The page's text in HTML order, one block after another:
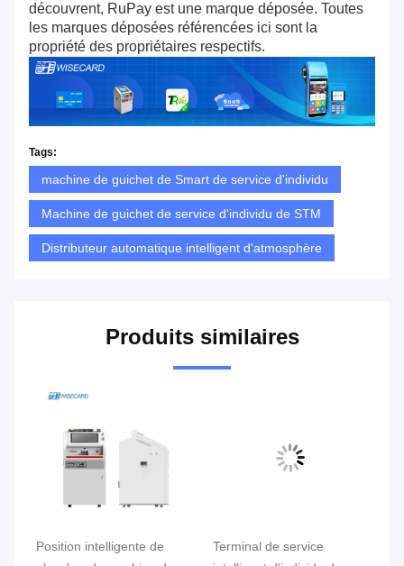
découvrent, RuPay est une marque déposée. Toutes
les marques déposées référencées ici sont la
propriété des propriétaires respectifs.
Tags:
machine de guichet de Smart de service d'individu
Machine de guichet de service d'individu de STM
Distributeur automatique intelligent d'atmosphère
Produits similaires
Terminal de service
Machine intelligente de